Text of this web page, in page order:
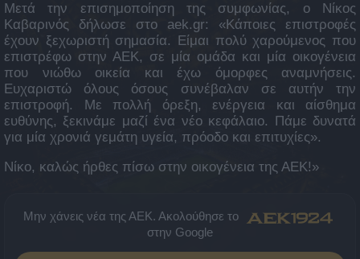
Μετά την επισημοποίηση της συμφωνίας, ο Νίκος
Καβαρινός δήλωσε στο aek.gr: «Κάποιες επιστροφές
έχουν ξεχωριστή σημασία. Είμαι πολύ χαρούμενος που
επιστρέφω στην ΑΕΚ, σε μία ομάδα και μία οικογένεια
που νιώθω οικεία και έχω όμορφες αναμνήσεις.
Ευχαριστώ όλους όσους συνέβαλαν σε αυτήν την
επιστροφή. Με πολλή όρεξη, ενέργεια και αίσθημα
ευθύνης, ξεκινάμε μαζί ένα νέο κεφάλαιο. Πάμε δυνατά
για μία χρονιά γεμάτη υγεία, πρόοδο και επιτυχίες».
Νίκο, καλώς ήρθες πίσω στην οικογένεια της ΑΕΚ!»
Μην χάνεις νέα της ΑΕΚ. Ακολούθησε το
στην Google